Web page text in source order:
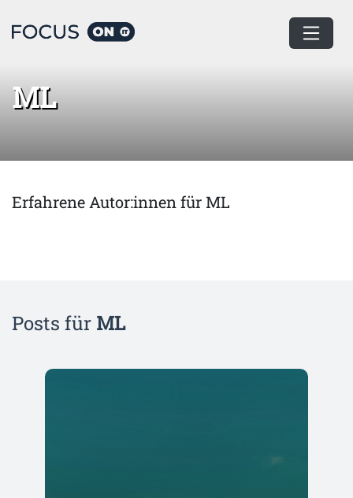
Home ML
ML
Erfahrene Autor:innen für ML
Posts für ML